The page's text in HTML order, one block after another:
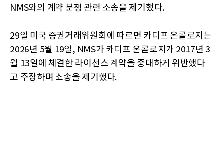
NMS와의 계약 분쟁 관련 소송을 제기했다.
29일 미국 증권거래위원회에 따르면 카디프 온콜로지는
2026년 5월 19일, NMS가 카디프 온콜로지가 2017년 3
월 13일에 체결한 라이선스 계약을 중대하게 위반했다
고 주장하며 소송을 제기했다.